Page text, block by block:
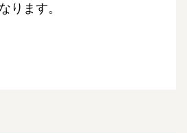
ります。